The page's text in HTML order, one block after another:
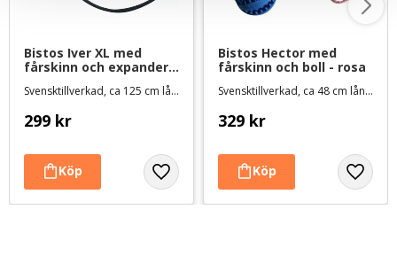
Bistos Iver XL med
fårskinn och expander
Svensktillverkad, ca 125 cm lång
299 kr
Bistos Hector med
fårskinn och boll - rosa
Svensktillverkad, ca 48 cm lång med expanderhandtag
329 kr